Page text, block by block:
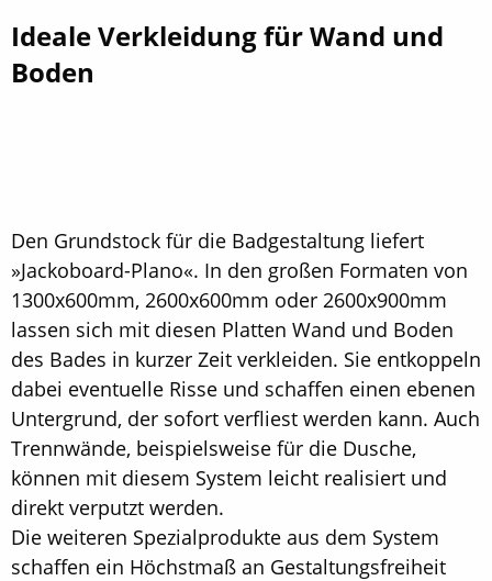
Ideale Verkleidung für Wand und
Boden
Den Grundstock für die Badgestaltung liefert
»Jackoboard-Plano«. In den großen Formaten von
1300x600mm, 2600x600mm oder 2600x900mm
lassen sich mit diesen Platten Wand und Boden
des Bades in kurzer Zeit verkleiden. Sie entkoppeln
dabei eventuelle Risse und schaffen einen ebenen
Untergrund, der sofort verfliest werden kann. Auch
Trennwände, beispielsweise für die Dusche,
können mit diesem System leicht realisiert und
direkt verputzt werden.
Die weiteren Spezialprodukte aus dem System
schaffen ein Höchstmaß an Gestaltungsfreiheit